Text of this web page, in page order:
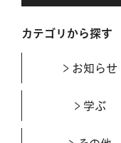
カテゴリから探す
お知らせ
学ぶ